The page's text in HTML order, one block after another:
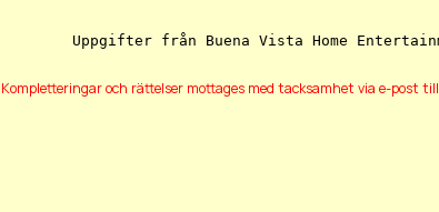
Kompletteringar och rättelser mottages med tacksamhet via e-post till